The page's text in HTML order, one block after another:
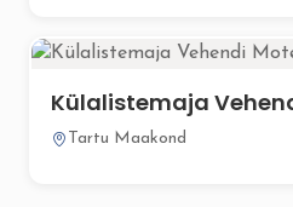
Külalistemaja
Tartu Maakond